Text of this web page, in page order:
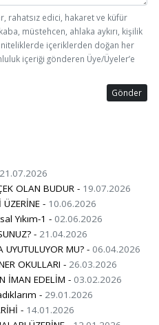
rahatsız edici, hakaret ve küfür
müstehcen, ahlaka aykırı, kişilik
içeriklerden doğan her
içeriği gönderen Üye/Üyeler’e
Gönder
21.07.2026
OLAN BUDUR - 19.07.2026
ÜZERİNE - 10.06.2026
Yıkım-1 - 02.06.2026
- 21.04.2026
UYUTULUYOR MU? - 06.04.2026
OKULLARI - 26.03.2026
İMAN EDELİM - 03.02.2026
- 29.01.2026
- 14.01.2026